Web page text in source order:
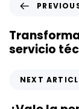
e
v
i
servicio
x
NEXT